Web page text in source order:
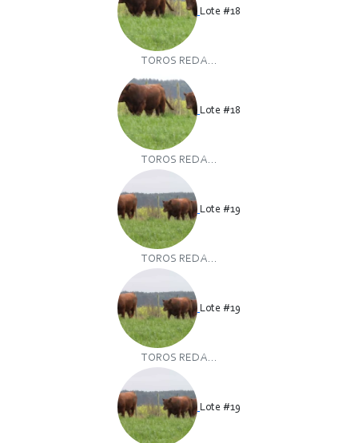
Lote #18
TOROS RED A...
Lote #18
TOROS RED A...
Lote #19
TOROS RED A...
Lote #19
TOROS RED A...
Lote #19